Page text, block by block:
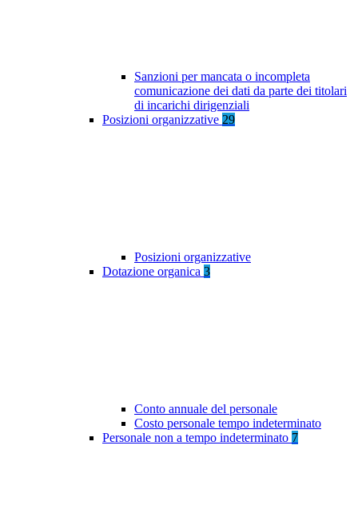
Sanzioni per mancata o incompleta
comunicazione dei dati da parte dei titolari
di incarichi dirigenziali
Posizioni organizzative 29
Posizioni organizzative
Dotazione organica 3
Conto annuale del personale
Costo personale tempo indeterminato
Personale non a tempo indeterminato 7